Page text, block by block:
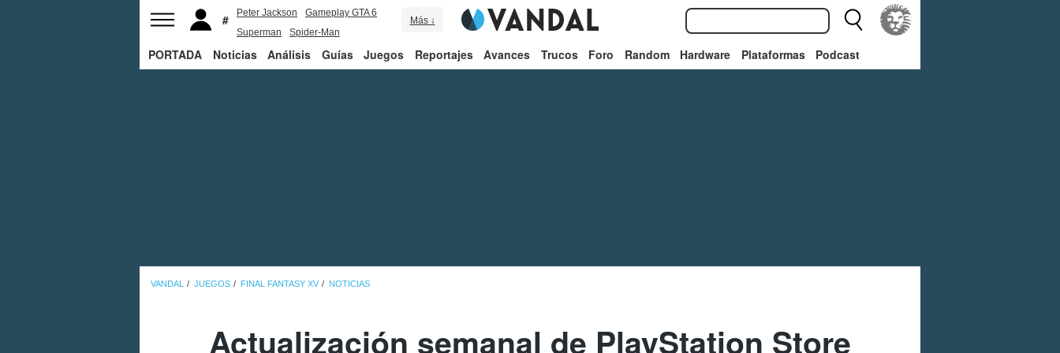
Peter Jackson
Gameplay GTA 6
Superman
Spider-Man
Más ↓
PORTADA Noticias Análisis Guías Juegos Reportajes Avances Trucos Foro Random Hardware Plataformas Podcast
VANDAL JUEGOS FINAL FANTASY XV NOTICIAS
Actualización semanal de PlayStation Store